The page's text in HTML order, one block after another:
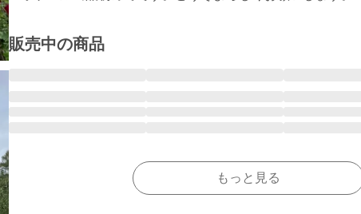
販売中の商品
もっと見る